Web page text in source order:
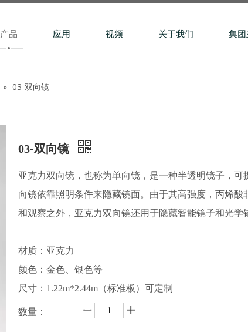
产品 应用 视频 关于我们 集团
» 03-双向镜
03-双向镜
亚克力双向镜，也称为单向镜，是一种半透明镜子，
向镜依靠照明条件来隐藏镜面。由于其高强度，丙烯
和观察之外，亚克力双向镜还用于隐藏智能镜子和光学
材质：亚克力
颜色：金色、银色等
尺寸：1.22m*2.44m（标准板）可定制
数量：